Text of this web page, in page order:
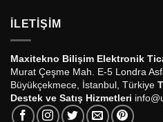
İLETIŞIM
Maxitekno Bilişim Elektronik
Murat Çeşme Mah. E-5 Londra
Büyükçekmece, İstanbul, Türkiye
Destek ve Satış Hizmetleri